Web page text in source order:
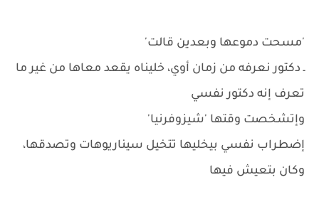
'مسحت دموعها وبعدين قالت'
ـ دكتور نعرفه من زمان أوي، خليناه يقعد معاها من غير ما
تعرف إنه دكتور نفسي
وإتشخصت وقتها 'شيزوفرنيا'
إضطراب نفسي بيخليها تتخيل سيناريوهات وتصدقها،
وكان بتعيش فيها